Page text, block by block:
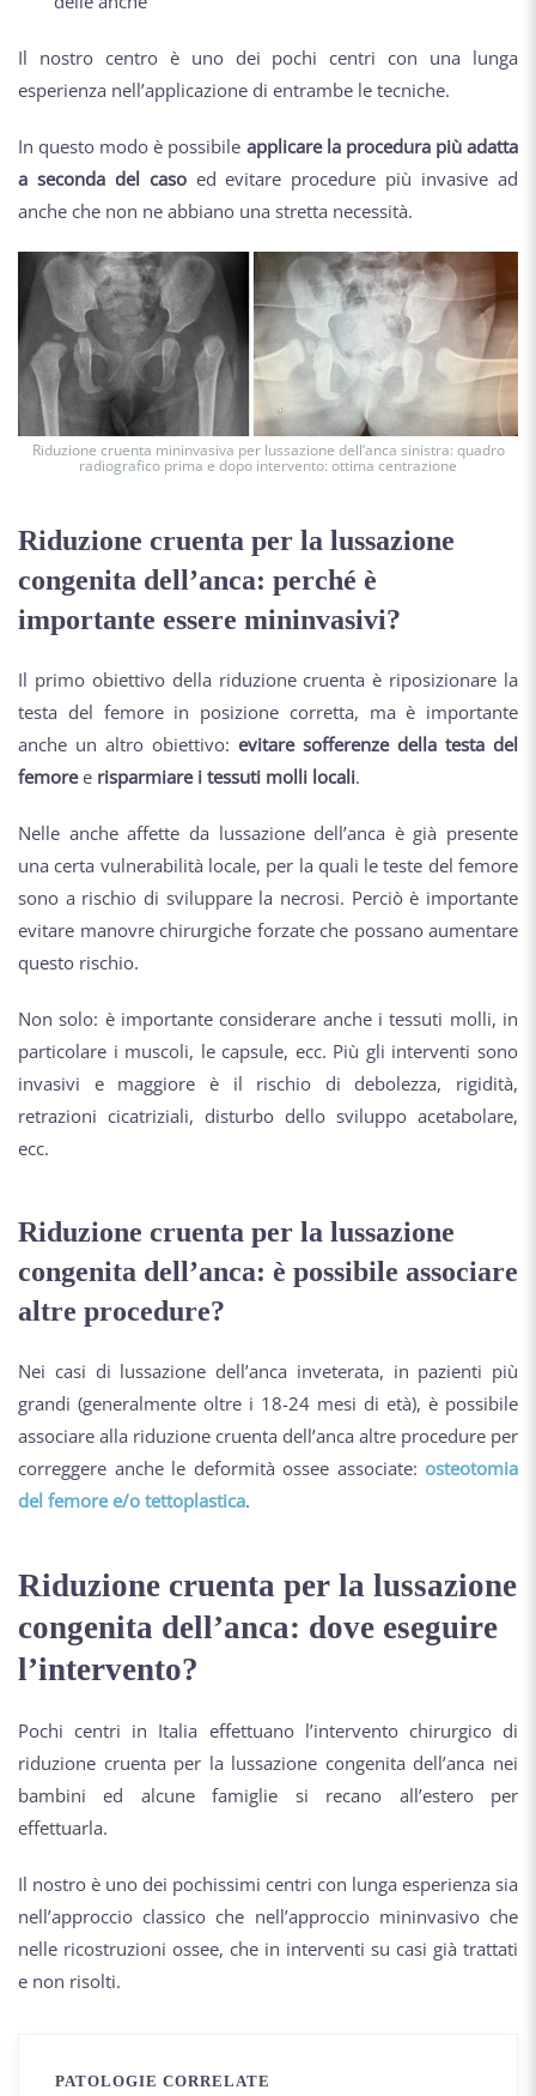
Il nostro centro è uno dei pochi centri con una lunga
esperienza nell’applicazione di entrambe le tecniche.
In questo modo è possibile applicare la procedura più adatta
a seconda del casoed evitare procedure più invasive ad
anche che non ne abbiano una stretta necessità.
Riduzione cruenta mininvasiva per lussazione dell’anca sinistra: quadro
radiografico prima e dopo intervento: ottima centrazione
Riduzione cruenta per la lussazione
congenita dell’anca: perché è
importante essere mininvasivi?
Il primo obiettivo della riduzione cruenta è riposizionare la
testa del femore in posizione corretta, ma è importante
anche un altro obiettivo: evitare sofferenze della testa del
femoree risparmiare i tessuti molli locali.
Nelle anche affette da lussazione dell’anca è già presente
una certa vulnerabilità locale, per la quali le teste del femore
sono a rischio di sviluppare la necrosi. Perciò è importante
evitare manovre chirurgiche forzate che possano aumentare
questo rischio.
Non solo: è importante considerare anche i tessuti molli, in
particolare i muscoli, le capsule, ecc. Più gli interventi sono
invasivi e maggiore è il rischio di debolezza, rigidità,
retrazioni cicatriziali, disturbo dello sviluppo acetabolare,
ecc.
Riduzione cruenta per la lussazione
congenita dell’anca: è possibile associare
altre procedure?
Nei casi di lussazione dell’anca inveterata, in pazienti più
grandi (generalmente oltre i 18-24 mesi di età), è possibile
associare alla riduzione cruenta dell’anca altre procedure per
correggere anche le deformità ossee associate: osteotomia
del femore e/o tettoplastica.
Riduzione cruenta per la lussazione
congenita dell’anca: dove eseguire
l’intervento?
Pochi centri in Italia effettuano l’intervento chirurgico di
riduzione cruenta per la lussazione congenita dell’anca nei
bambini ed alcune famiglie si recano all’estero per
effettuarla.
Il nostro è uno dei pochissimi centri con lunga esperienza sia
nell’approccio classico che nell’approccio mininvasivo che
nelle ricostruzioni ossee, che in interventi su casi già trattati
e non risolti.
PATOLOGIE CORRELATE